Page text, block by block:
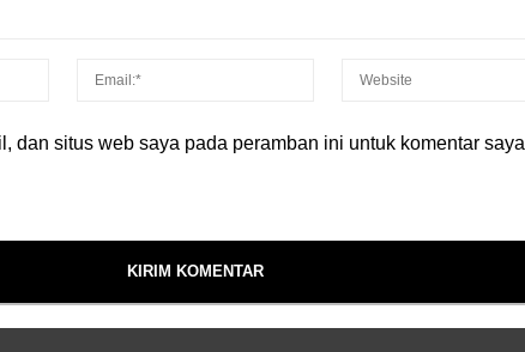
dan situs web saya pada peramban ini untuk komentar saya